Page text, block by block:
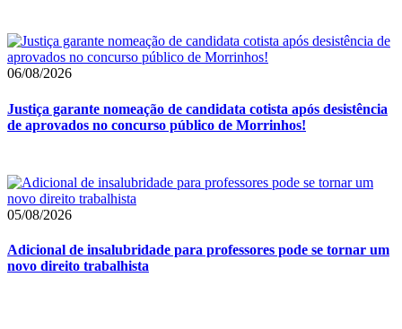
06/08/2026
Justiça garante nomeação de candidata cotista após desistência
de aprovados no concurso público de Morrinhos!
05/08/2026
Adicional de insalubridade para professores pode se tornar um
novo direito trabalhista